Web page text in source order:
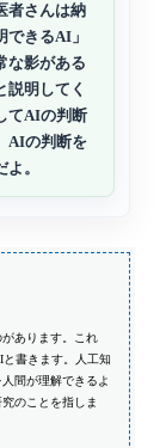
者さんは納
きるAI」
な影がある
説明してく
てAIの判断
AIの判断を
。
あります。これ
と書きます。人工知
間が理解できるよ
のことを指しま